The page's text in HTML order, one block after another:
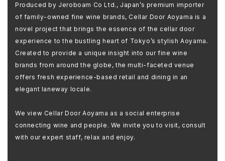
Produced by Jeroboam Co Ltd., Japan’s premium importer
of family-owned fine wine brands, Cellar Door Aoyama is a
novel project that brings the essence of the cellar door
experience to the bustling heart of Tokyo’s stylish Aoyama.
Created to provide a unique insight into our fine wine
brands from around the globe, the multi-faceted venue
offers fresh experience-based retail and dining in an
elegant laneway locale.
We view Cellar Door Aoyama as a social enterprise
connecting wine and people. We invite you to visit, consult
with our expert staff, relax and enjoy.